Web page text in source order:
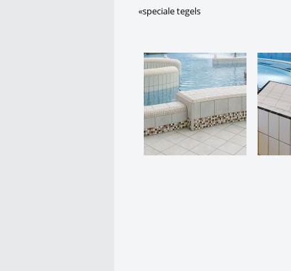
«speciale tegels